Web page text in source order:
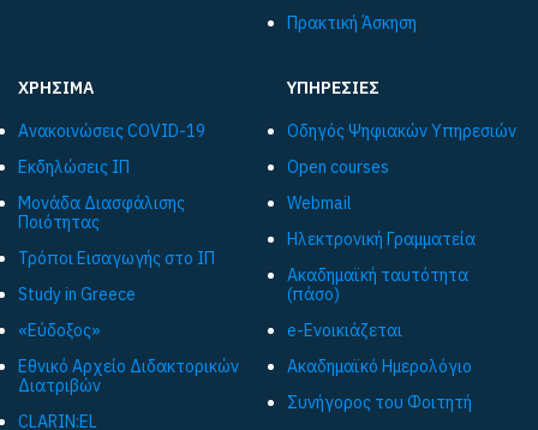
Πρακτική Άσκηση
ΧΡΗΣΙΜΑ
Ανακοινώσεις COVID-19
Εκδηλώσεις ΙΠ
Μονάδα Διασφάλισης
Ποιότητας
Τρόποι Εισαγωγής στο ΙΠ
Study in Greece
«Εύδοξος»
Εθνικό Αρχείο Διδακτορικών
Διατριβών
CLARIN:EL
ΥΠΗΡΕΣΙΕΣ
Οδηγός Ψηφιακών Υπηρεσιών
Open courses
Webmail
Ηλεκτρονική Γραμματεία
Ακαδημαϊκή ταυτότητα
(πάσο)
e-Ενοικιάζεται
Ακαδημαϊκό Ημερολόγιο
Συνήγορος του Φοιτητή